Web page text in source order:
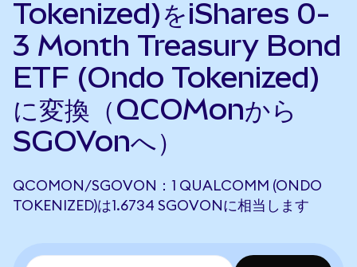
Tokenized)をiShares 0-
3 Month Treasury Bond
ETF (Ondo Tokenized)
に変換（QCOMonから
SGOVonへ）
QCOMON/SGOVON：1 QUALCOMM (ONDO
TOKENIZED)は1.6734 SGOVONに相当します